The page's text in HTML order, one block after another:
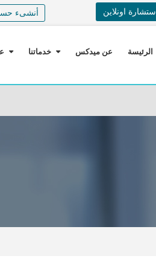
استشارة اونلاين أنشىء
الرئيسة عن ميدكس خدماتنا